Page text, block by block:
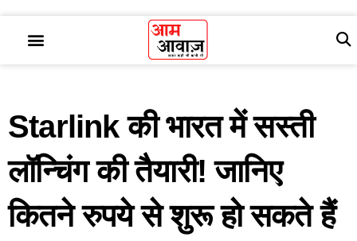
Starlink की भारत में सस्ती
लॉन्चिंग की तैयारी! जानिए
कितने रुपये से शुरू हो सकते हैं